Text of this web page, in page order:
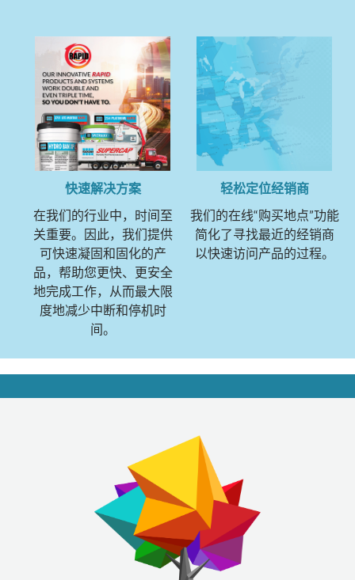
快速解决方案
在我们的行业中，时间至
关重要。因此，我们提供
可快速凝固和固化的产
品，帮助您更快、更安全
地完成工作，从而最大限
度地减少中断和停机时
间。
轻松定位经销商
我们的在线“购买地点”功能
简化了寻找最近的经销商
以快速访问产品的过程。